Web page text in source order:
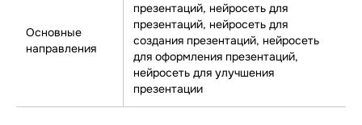
Основные
направления
презентаций, нейросеть для
презентаций, нейросеть для
создания презентаций, нейросеть
для оформления презентаций,
нейросеть для улучшения
презентации